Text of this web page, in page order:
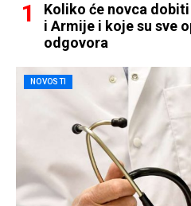
Koliko će novca
i Armije i koje su sve
odgovora
NOVOSTI